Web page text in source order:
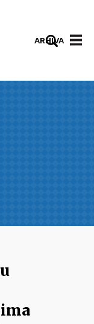
ARHIVA